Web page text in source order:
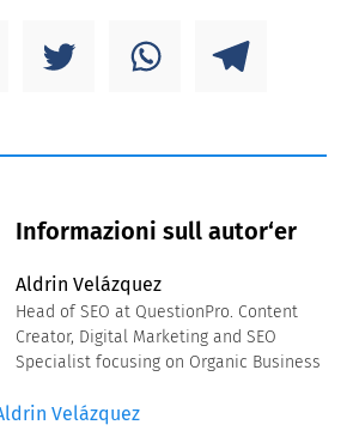
Informazioni sull autor‘er
Aldrin Velázquez
Head of SEO at QuestionPro. Content
Creator, Digital Marketing and SEO
Specialist focusing on Organic Business
Velázquez